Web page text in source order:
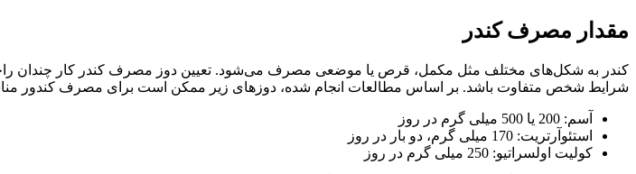
مقدار مصرف کندر
کندر به شکل‌های مختلف مثل مکمل، قرص یا موضعی مصرف می‌شود. تعیین دوز مصرف کندر کار چندان
شرایط شخص متفاوت باشد. بر اساس مطالعات انجام شده، دوزهای زیر ممکن است برای مصرف کندور
آسم: 200 یا 500 میلی گرم در روز
استئوآرتریت: 170 میلی گرم، دو بار در روز
کولیت اولسراتیو: 250 میلی گرم در روز